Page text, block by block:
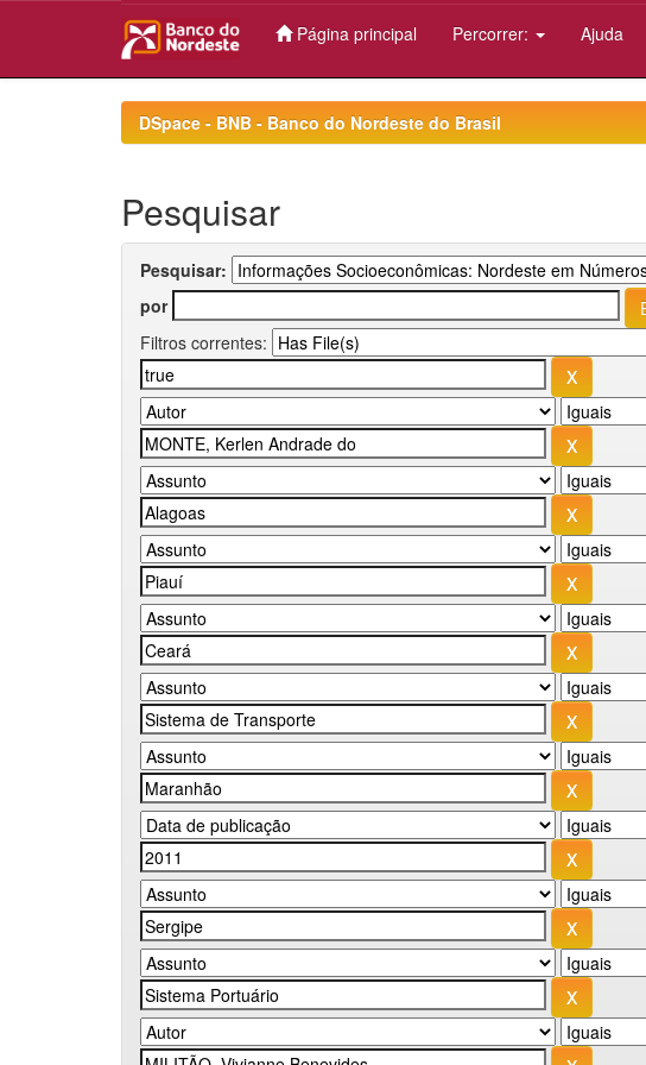
Página principal Percorrer: Ajuda
DSpace - BNB - Banco do Nordeste do Brasil
Pesquisar
Pesquisar:
por
Filtros correntes: